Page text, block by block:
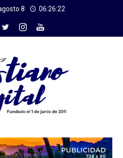
8 06:26:22